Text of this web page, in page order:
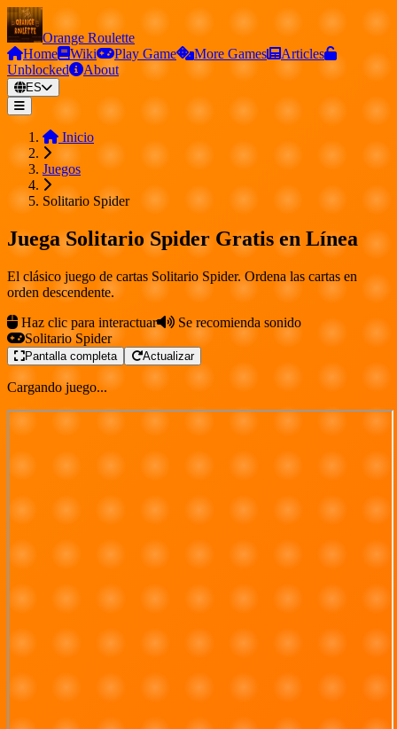
Orange Roulette
Home
Wiki Play Game More Games
Articles
Unblocked
About
ES
Inicio
Juegos
Solitario Spider
Juega Solitario Spider Gratis en Línea
El clásico juego de cartas Solitario Spider. Ordena las cartas en
orden descendente.
Haz clic para interactuar
Se recomienda sonido
Solitario Spider
Pantalla completa Actualizar
Cargando juego...